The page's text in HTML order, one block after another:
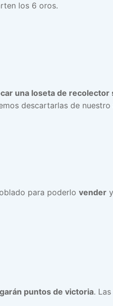
los 6 oros.
una loseta de recolector
descartarlas de nuestro
para poderlo vender
puntos de victoria.